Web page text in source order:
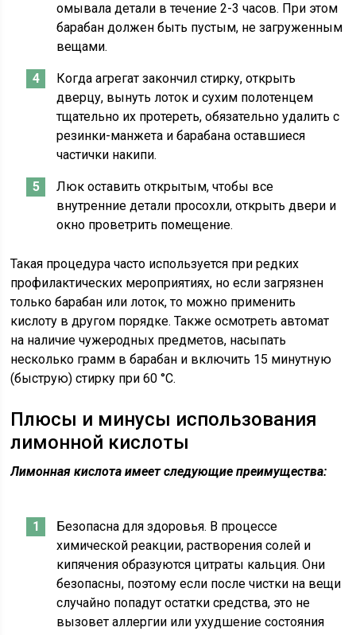
омывала детали в течение 2-3 часов. При этом
барабан должен быть пустым, не загруженным
вещами.
Когда агрегат закончил стирку, открыть
дверцу, вынуть лоток и сухим полотенцем
тщательно их протереть, обязательно удалить с
резинки-манжета и барабана оставшиеся
частички накипи.
Люк оставить открытым, чтобы все
внутренние детали просохли, открыть двери и
окно проветрить помещение.
Такая процедура часто используется при редких
профилактических мероприятиях, но если загрязнен
только барабан или лоток, то можно применить
кислоту в другом порядке. Также осмотреть автомат
на наличие чужеродных предметов, насыпать
несколько грамм в барабан и включить 15 минутную
(быструю) стирку при 60 °C.
Плюсы и минусы использования
лимонной кислоты
Лимонная кислота имеет следующие преимущества:
Безопасна для здоровья. В процессе
химической реакции, растворения солей и
кипячения образуются цитраты кальция. Они
безопасны, поэтому если после чистки на вещи
случайно попадут остатки средства, это не
вызовет аллергии или ухудшение состояния